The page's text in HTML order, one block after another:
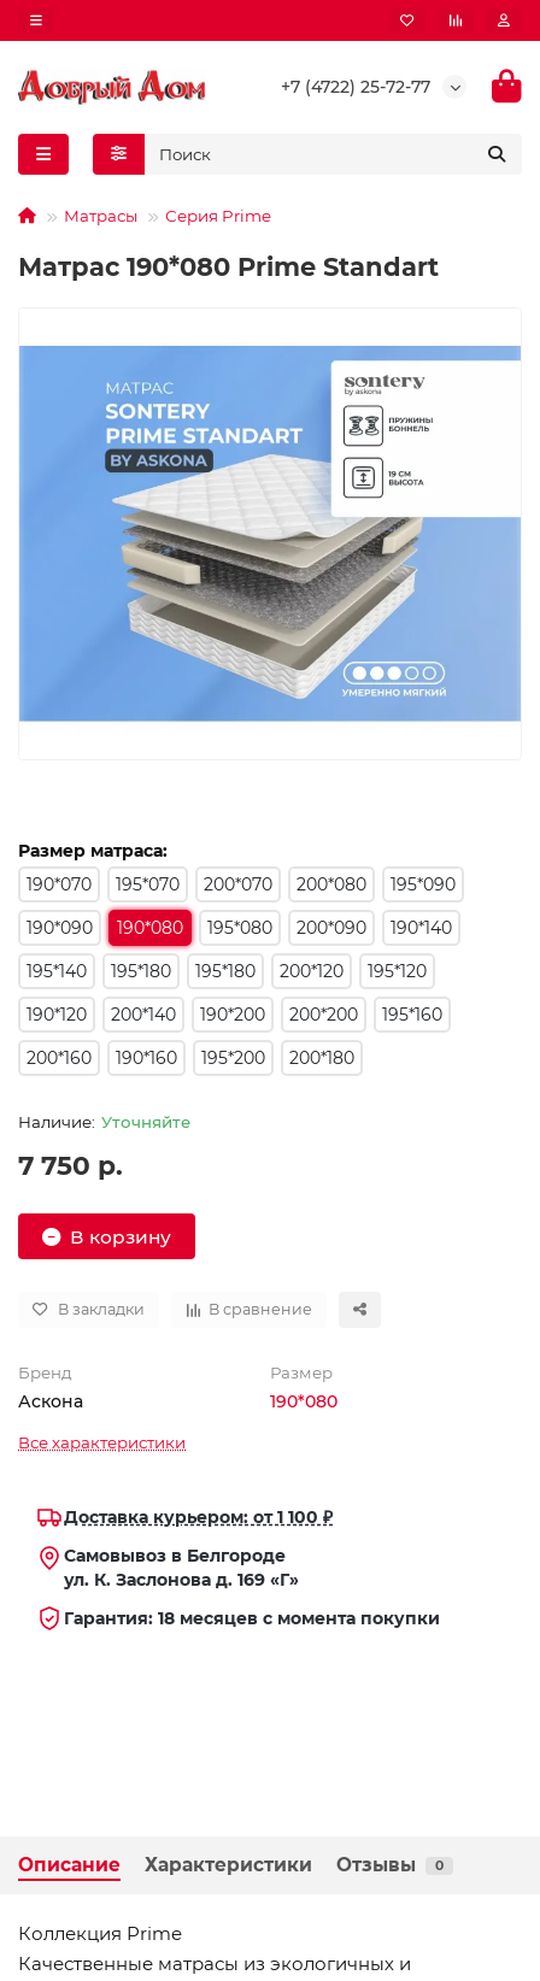
+7 (4722) 25-72-77
Матрасы Серия Prime
Матрас 190*080 Prime Standart
Размер матраса:
190*070
195*070 200*070 200*080
195*090
190*090
190*080 195*080 200*090
190*140
195*140
195*180 195*180 200*120
195*120
190*120
200*140 190*200 200*200
195*160
200*160
190*160 195*200 200*180
Уточняйте
7 750 р.
В корзину
В закладки В сравнение
Бренд
Аскона
Размер
190*080
Все характеристики
Доставка курьером: от 1 100 ₽
Самовывоз в Белгороде
ул. К. Заслонова д. 169 «Г»
Гарантия: 18 месяцев с момента покупки
Описание Характеристики Отзывы 0
Коллекция Prime
Качественные матрасы из экологичных и